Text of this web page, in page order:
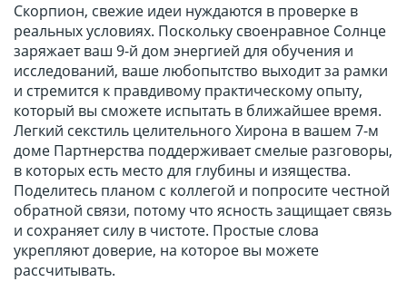
Скорпион, свежие идеи нуждаются в проверке в
реальных условиях. Поскольку своенравное Солнце
заряжает ваш 9-й дом энергией для обучения и
исследований, ваше любопытство выходит за рамки
и стремится к правдивому практическому опыту,
который вы сможете испытать в ближайшее время.
Легкий секстиль целительного Хирона в вашем 7-м
доме Партнерства поддерживает смелые разговоры,
в которых есть место для глубины и изящества.
Поделитесь планом с коллегой и попросите честной
обратной связи, потому что ясность защищает связь
и сохраняет силу в чистоте. Простые слова
укрепляют доверие, на которое вы можете
рассчитывать.